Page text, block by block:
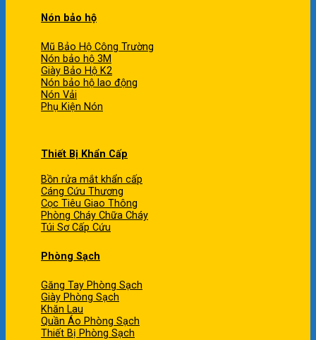
Nón bảo hộ
Mũ Bảo Hộ Công Trường
Nón bảo hộ 3M
Giày Bảo Hộ K2
Nón bảo hộ lao động
Nón Vải
Phụ Kiện Nón
Thiết Bị Khẩn Cấp
Bồn rửa mắt khẩn cấp
Cáng Cứu Thương
Cọc Tiêu Giao Thông
Phòng Cháy Chữa Cháy
Túi Sơ Cấp Cứu
Phòng Sạch
Găng Tay Phòng Sạch
Giày Phòng Sạch
Khăn Lau
Quần Áo Phòng Sạch
Thiết Bị Phòng Sạch